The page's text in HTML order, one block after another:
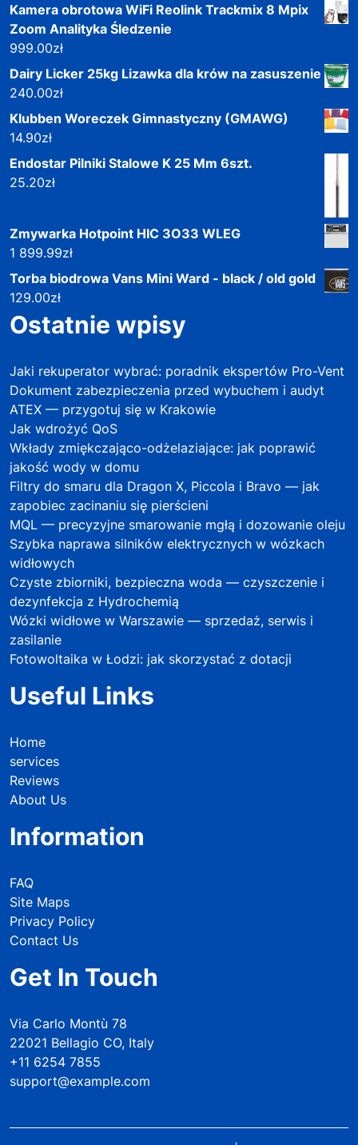
Kamera obrotowa WiFi Reolink Trackmix 8 Mpix
Zoom Analityka Śledzenie
999.00zł
Dairy Licker 25kg Lizawka dla krów na zasuszenie
240.00zł
Klubben Woreczek Gimnastyczny (GMAWG)
14.90zł
Endostar Pilniki Stalowe K 25 Mm 6szt.
25.20zł
Zmywarka Hotpoint HIC 3O33 WLEG
1 899.99zł
Torba biodrowa Vans Mini Ward - black / old gold
129.00zł
Ostatnie wpisy
Jaki rekuperator wybrać: poradnik ekspertów Pro-Vent
Dokument zabezpieczenia przed wybuchem i audyt
ATEX — przygotuj się w Krakowie
Jak wdrożyć QoS
Wkłady zmiękczająco-odżelaziające: jak poprawić
jakość wody w domu
Filtry do smaru dla Dragon X, Piccola i Bravo — jak
zapobiec zacinaniu się pierścieni
MQL — precyzyjne smarowanie mgłą i dozowanie oleju
Szybka naprawa silników elektrycznych w wózkach
widłowych
Czyste zbiorniki, bezpieczna woda — czyszczenie i
dezynfekcja z Hydrochemią
Wózki widłowe w Warszawie — sprzedaż, serwis i
zasilanie
Fotowoltaika w Łodzi: jak skorzystać z dotacji
Useful Links
Home
services
Reviews
About Us
Information
FAQ
Site Maps
Privacy Policy
Contact Us
Get In Touch
Via Carlo Montù 78
22021 Bellagio CO, Italy
+11 6254 7855
support@example.com